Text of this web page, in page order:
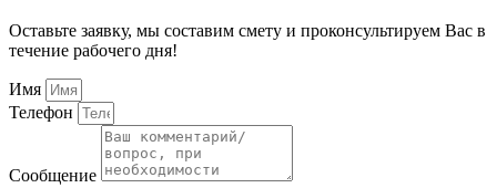
Оставьте заявку, мы составим смету и проконсультируем Вас в
течение рабочего дня!
Имя
Телефон
Сообщение